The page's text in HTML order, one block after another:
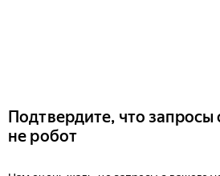
Подтвердите, что запросы
не робот